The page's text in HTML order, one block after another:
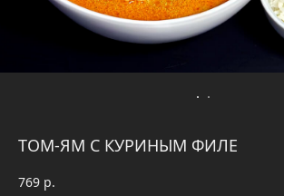
ТОМ-ЯМ С КУРИНЫМ ФИЛЕ
769 р.